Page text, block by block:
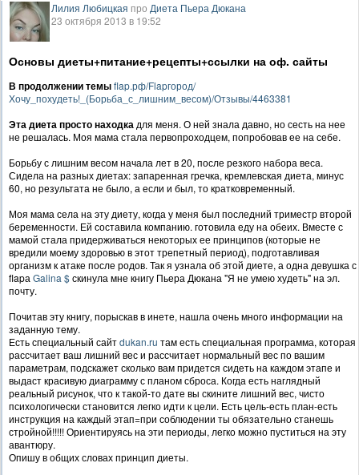
Лилия Любицкая про Диета Пьера Дюкана
23 октября 2013 в 19:52
Основы диеты+питание+рецепты+ссылки на оф. сайты
В продолжении темыflap.рф/Flapгород/
Хочу_похудеть!_(Борьба_с_лишним_весом)/Отзывы/4463381
Эта диета просто находка для меня. О ней знала давно, но сесть на нее
не решалась. Моя мама стала первопроходцем, попробовав ее на себе.
Борьбу с лишним весом начала лет в 20, после резкого набора веса.
Сидела на разных диетах: запаренная гречка, кремлевская диета, минус
60, но результата не было, а если и был, то кратковременный.
Моя мама села на эту диету, когда у меня был последний триместр второй
беременности. Ей составила компанию. готовила еду на обеих. Вместе с
мамой стала придерживаться некоторых ее принципов (которые не
вредили моему здоровью в этот трепетный период), подготавливая
организм к атаке после родов. Так я узнала об этой диете, а одна девушка с
flapа Galina $скинула мне книгу Пьера Дюкана "Я не умею худеть" на эл.
почту.
Почитав эту книгу, порыскав в инете, нашла очень много информации на
заданную тему.
Есть специальный сайтdukan.ru там есть специальная программа, которая
рассчитает ваш лишний вес и рассчитает нормальный вес по вашим
параметрам, подскажет сколько вам придется сидеть на каждом этапе и
выдаст красивую диаграмму с планом сброса. Когда есть наглядный
реальный рисунок, что к такой-то дате вы скините лишний вес, чисто
психологически становится легко идти к цели. Есть цель-есть план-есть
инструкция на каждый этап=при соблюдении ты обязательно станешь
стройной!!!!! Ориентируясь на эти периоды, легко можно пуститься на эту
авантюру.
Опишу в общих словах принцип диеты.